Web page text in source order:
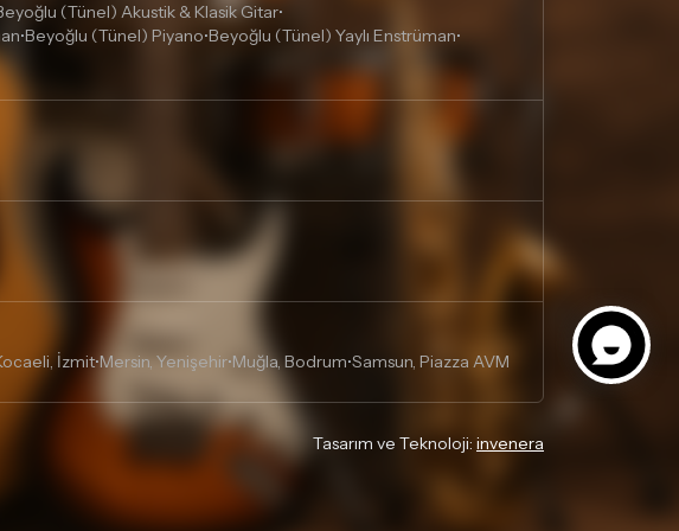
(Tünel) Akustik & Klasik Gitar•
•Beyoğlu (Tünel) Piyano•Beyoğlu (Tünel) Yaylı Enstrüman•
İzmit•Mersin, Yenişehir•Muğla, Bodrum•Samsun, Piazza AVM
Tasarım ve Teknoloji: invenera